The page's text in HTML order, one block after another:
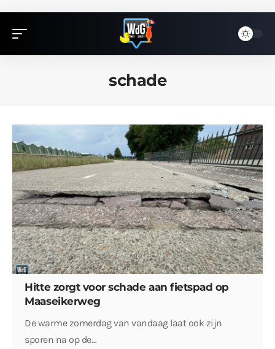
schade
Hitte zorgt voor schade aan fietspad op
Maaseikerweg
De warme zomerdag van vandaag laat ook zijn
sporen na op de…